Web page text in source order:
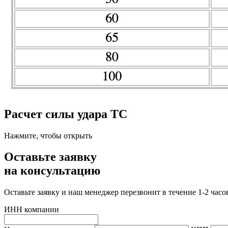
Расчет силы удара ТС
Нажмите, чтобы открыть
Оставьте заявку
на консультацию
Оставьте заявку и наш менеджер перезвонит в течение 1-2
ИНН компании